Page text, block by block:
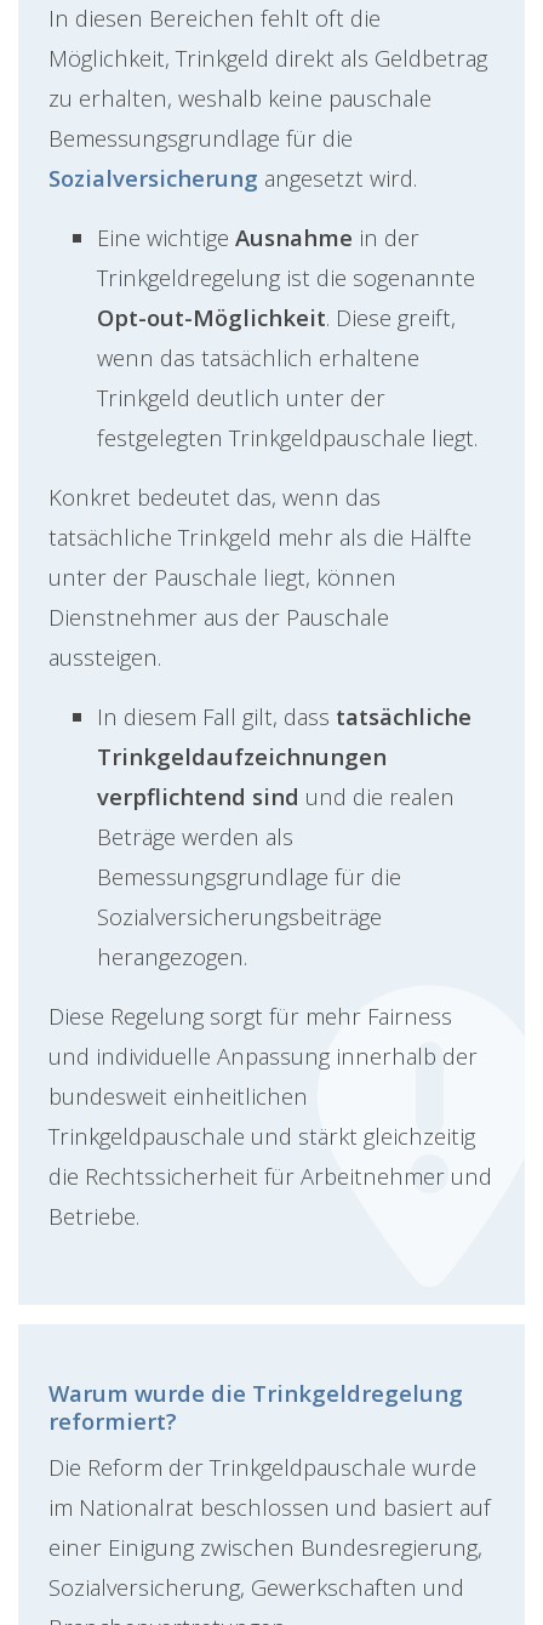
In diesen Bereichen fehlt oft die
Möglichkeit, Trinkgeld direkt als Geldbetrag
zu erhalten, weshalb keine pauschale
Bemessungsgrundlage für die
Sozialversicherung angesetzt wird.
Eine wichtige Ausnahme in der
Trinkgeldregelung ist die sogenannte
Opt-out-Möglichkeit. Diese greift,
wenn das tatsächlich erhaltene
Trinkgeld deutlich unter der
festgelegten Trinkgeldpauschale liegt.
Konkret bedeutet das, wenn das
tatsächliche Trinkgeld mehr als die Hälfte
unter der Pauschale liegt, können
Dienstnehmer aus der Pauschale
aussteigen.
In diesem Fall gilt, dass tatsächliche
Trinkgeldaufzeichnungen
verpflichtend sind und die realen
Beträge werden als
Bemessungsgrundlage für die
Sozialversicherungsbeiträge
herangezogen.
Diese Regelung sorgt für mehr Fairness
und individuelle Anpassung innerhalb der
bundesweit einheitlichen
Trinkgeldpauschale und stärkt gleichzeitig
die Rechtssicherheit für Arbeitnehmer und
Betriebe.
Warum wurde die Trinkgeldregelung
reformiert?
Die Reform der Trinkgeldpauschale wurde
im Nationalrat beschlossen und basiert auf
einer Einigung zwischen Bundesregierung,
Sozialversicherung, Gewerkschaften und